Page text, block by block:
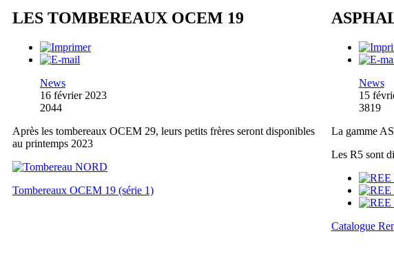
LES TOMBEREAUX OCEM 19
News
16 février 2023
2044
Après les tombereaux OCEM 29, leurs petits frères seront disponibles
au printemps 2023
Tombereaux OCEM 19 (série 1)
News
15
3819
La gamme
Les R5 sont
Catalogue